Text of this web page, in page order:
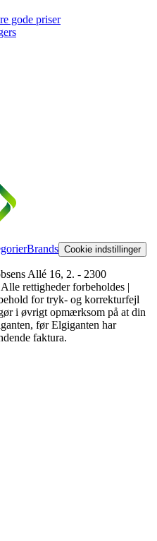
gode priser
Brands Cookie indstillinger
Allé 16, 2. - 2300
rettigheder forbeholdes |
for tryk- og korrekturfejl
i øvrigt opmærksom på at din
før Elgiganten har
faktura.